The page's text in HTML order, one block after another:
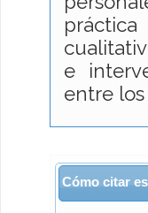
e
entre
Cómo citar